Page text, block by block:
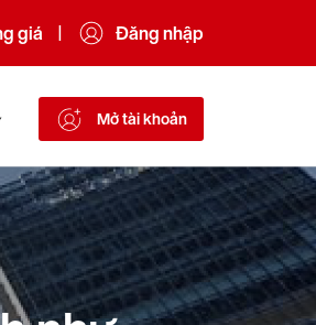
giá | Đăng nhập
Mở tài khoản